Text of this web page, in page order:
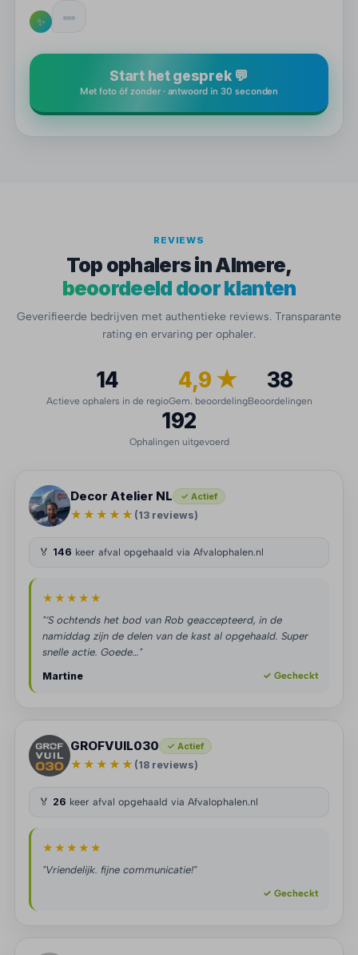
✨
Start het gesprek 💬
Met foto óf zonder · antwoord in 30 seconden
REVIEWS
Top ophalers in Almere,
beoordeeld door klanten
Geverifieerde bedrijven met authentieke reviews. Transparante
rating en ervaring per ophaler.
14
Actieve ophalers in de regio
4,9 ★
Gem. beoordeling
38
Beoordelingen
192
Ophalingen uitgevoerd
Decor Atelier NL ✓ Actief
★★★★★ (13 reviews)
🏅 146 keer afval opgehaald via Afvalophalen.nl
★★★★★
"‘S ochtends het bod van Rob geaccepteerd, in de
namiddag zijn de delen van de kast al opgehaald. Super
snelle actie. Goede…"
Martine
✓ Gecheckt
GROFVUIL030 ✓ Actief
★★★★★ (18 reviews)
🏅 26 keer afval opgehaald via Afvalophalen.nl
★★★★★
"Vriendelijk. fijne communicatie!"
✓ Gecheckt